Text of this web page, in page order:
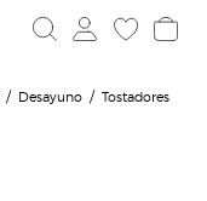
Desayuno Tostadores